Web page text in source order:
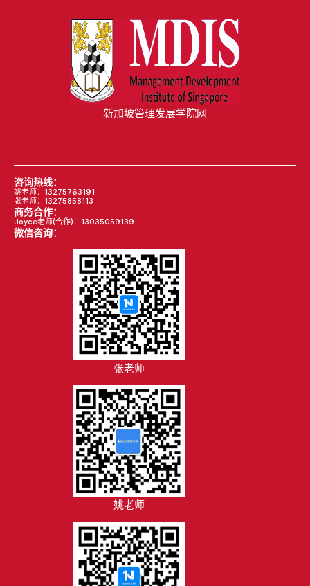
新加坡管理发展学院网
咨询热线：
姚老师：13275763191
张老师：13275858113
商务合作：
Joyce老师(合作)：13035059139
微信咨询：
张老师
姚老师